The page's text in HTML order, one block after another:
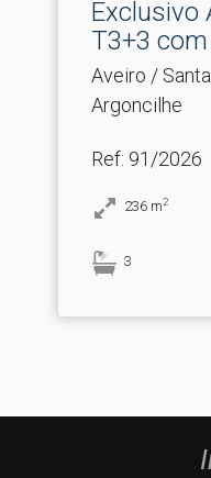
Exclusivo
T3+3 com
Aveiro /
Argoncilhe
Ref: 91/2026
236 m2
3